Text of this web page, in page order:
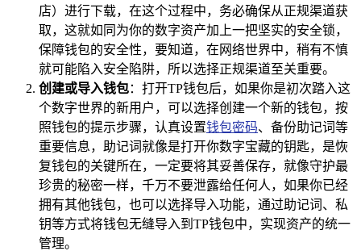
店）进行下载，在这个过程中，务必确保从正规渠道获
取，这就如同为你的数字资产加上一把坚实的安全锁，
保障钱包的安全性，要知道，在网络世界中，稍有不慎
就可能陷入安全陷阱，所以选择正规渠道至关重要。
创建或导入钱包：打开TP钱包后，如果你是初次踏入这
个数字世界的新用户，可以选择创建一个新的钱包，按
照钱包的提示步骤，认真设置钱包密码、备份助记词等
重要信息，助记词就像是打开你数字宝藏的钥匙，是恢
复钱包的关键所在，一定要将其妥善保存，就像守护最
珍贵的秘密一样，千万不要泄露给任何人，如果你已经
拥有其他钱包，也可以选择导入功能，通过助记词、私
钥等方式将钱包无缝导入到TP钱包中，实现资产的统一
管理。